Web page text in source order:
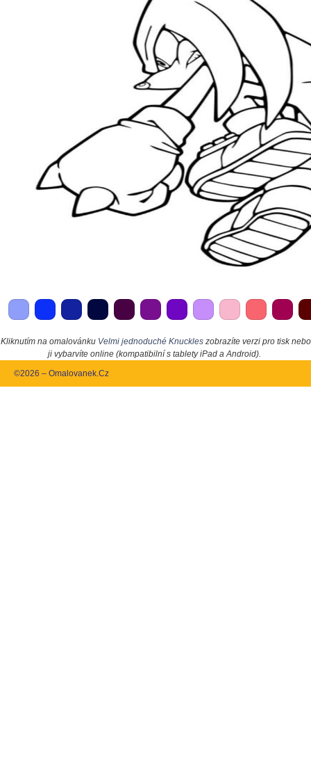
Kliknutím na omalovánku Velmi jednoduché Knuckleszobrazíte verzi pro tisk nebo
ji vybarvíte online (kompatibilní s tablety iPad a Android).
©2026 – Omalovanek.Cz